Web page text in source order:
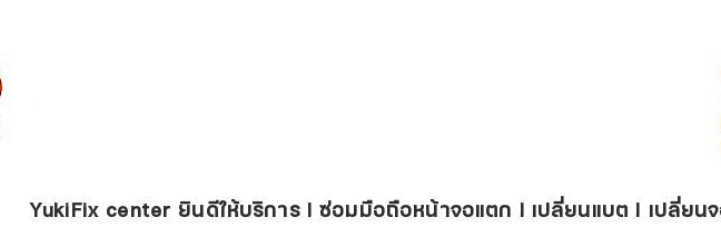
YukiFix center ยินดีให้บริการ l ซ่อมมือถือหน้าจอแตก l เปลี่ยนแบต l เปลี่ยน